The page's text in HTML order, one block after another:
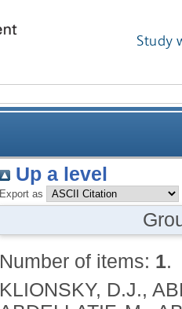
Study
Up a level
Export as
Number of items: 1.
KLIONSKY, D.J., ABDEL-AZIZ, A.K., ABDELFATAH, S., ABDELLATIF, M., ABDOLI, A., ABEL, S., ABELIOVICH, H., ABILDGAARD, M.H., ABUDU, Y.P., ACEVEDO-AROZENA, A., ADAMOPOULOS, I.E., ADELI, K., ADOLPH, T.E., ADORNETTO, A., AFLAKI, E., AGAM, G., AGARWAL, A., AGGARWAL, B.B., AGNELLO, M., AGOSTINIS, P., AGREWALA, J.N., AGROTIS, A., AGUILAR, P.V., AHMAD, S. .T., AHMED, Z.M., AHUMADA-CASTRO, U., AITS, S., AIZAWA, S., AKKOC, Y., AKOUMIANAKI, T., AKPINAR, H.A., AL-ABD, A.M., AL-AKRA, L., AL-GHARAIBEH, A., ALAOUI-JAMALI, M.A., ALBERTI, S., ALCOCER-GÓMEZ, E., ALESSANDRI, C., ALI, M., ALIM AL-BARI, M. .A., ALIWAINI, S., ALIZADEH, J., ALMACELLAS, E., ALMASAN, A., ALONSO, A., ALONSO, G.D., ALTAN-BONNET, N., ALTIERI, D.C., ÁLVAREZ, É.M. .C., ALVES, S., ALVES DA COSTA, C., ALZAHARNA, M.M., AMADIO, M., AMANTINI, C., AMARAL, C., AMBROSIO, S., AMER, A.O., AMMANATHAN, V., AN, Z., ANDERSEN, S.U., ANDRABI, S.A., ANDRADE-SILVA, M., ANDRES, A.M., ANGELINI, S., ANN, D., ANOZIE, U.C., ANSARI, M.Y., ANTAS, P., ANTEBI, A., ANTÓN, Z., ANWAR, T., APETOH, L., APOSTOLOVA, N., ARAKI, T., ARAKI, Y., ARASAKI, K., ARAÚJO, W.L., ARAYA, J., ARDEN, C., ARÉVALO, M.A., ARGUELLES, S., ARIAS, E., ARIKKATH, J., ARIMOTO, H., ARIOSA, A.R., ARMSTRONG-JAMES, D., ARNAUNÉ-PELLOQUIN, L., AROCA, A., ARROYO, D.S., ARSOV, I., ARTERO, R., ASARO, D.M.L., ASCHNER, M., ASHRAFIZADEH, M., ASHUR-FABIAN, O., ATANASOV, A.G., AU, A.K., AUBERGER, P., AUNER, H.W., AURELIAN, L., AUTELLI, R., AVAGLIANO, L., ÁVALOS, Y., AVEIC, S., AVELEIRA, C.A., AVIN-WITTENBERG, T., AYDIN, Y., AYTON, S., AYYADEVARA, S., AZZOPARDI, M., BABA, M., BACKER, J.M., BACKUES, S.K., BAE, D.H., BAE, O.N., BAE, S.H., BAEHRECKE, E.H., BAEK, A., BAEK, S.H., BAEK, S.H., BAGETTA, G., BAGNIEWSKA-ZADWORNA, A., BAI, H., BAI, J., BAI, X., BAI, Y., BAIRAGI, N., BAKSI, S., BALBI, T., BALDARI, C.T., BALDUINI, W., BALLABIO, A., BALLESTER, M., BALAZADEH, S., BALZAN, R., BANDOPADHYAY, R., BANERJEE, S., BANERJEE, S., BÁNRÉTI, Á., BAO, Y., BAPTISTA, M.S., BARACCA, A., BARBATI, C., BARGIELA, A., BARILÀ, D., BARLOW, P.G., BARMADA, S.J., BARREIRO, E., BARRETO, G.E., BARTEK, J., BARTEL, B., BARTOLOME, A., BARVE, G.R., BASAGOUDANAVAR, S.H., BASSHAM, D.C., BAST, R.C., BASU, A., BATOKO, H., BATTEN, I., BAULIEU, E.E., BAUMGARNER, B.L., BAYRY, J., BEALE, R., BEAU, I., BEAUMATIN, F., BECHARA, L.R.G., BECK, G.R., BEERS, M.F., BEGUN, J., BEHRENDS, C., BEHRENS, G.M.N., BEI, R., BEJARANO, E., BEL, S., BEHL, C., BELAID, A., BELGAREH-TOUZÉ, N., BELLAROSA, C., BELLEUDI, F., BELLÓ PÉREZ, M., BELLO-MORALES, R., BELTRAN, J.S.D.O., BELTRAN, S., BENBROOK, D.M., BENDORIUS, M., BENITEZ, B.A., BENITO-CUESTA, I., BENSALEM, J., BERCHTOLD, M.W., BEREZOWSKA, S., BERGAMASCHI, D., BERGAMI, M., BERGMANN, A., BERLIOCCHI, L., BERLIOZ-TORRENT, C., BERNARD, A., BERTHOUX, L., BESIRLI, C.G., BESTEIRO, S., BETIN, V.M., BEYAERT, R., BEZBRADICA, J.S., BHASKAR, K., BHATIA-KISSOVA, I., BHATTACHARYA, R., BHATTACHARYA, S., BHATTACHARYYA, S., BHUIYAN, M. .S., BHUTIA, S.K., BI, L., BI, X., BIDEN, T.J., BIJIAN, K., BILLES, V.A., BINART, N., BINCOLETTO, C., BIRGISDOTTIR, A.B., BJORKOY, G., BLANCO, G., BLAS-GARCIA, A., BLASIAK, J., BLOMGRAN, R., BLOMGREN, K., BLUM, J.S., BOADA-ROMERO, E., BOBAN, M., BOESZE-BATTAGLIA, K., BOEUF, P., BOLAND, B., BOMONT, P., BONALDO, P., BONAM, S.R., BONFILI, L., BONIFACINO, J.S., BOONE, B.A., BOOTMAN, M.D., BORDI, M., BORNER, C., BORNHAUSER, B.C., BORTHAKUR, G., BOSCH, J., BOSE, S., BOTANA, L.M., BOTAS, J., BOULANGER, C.M., BOULTON, M.E., BOURDENX, M., BOURGEOIS, B., BOURKE, N.M., BOUSQUET, G., BOYA, P., BOZHKOV, P.V., BOZI, L.H. .M.,